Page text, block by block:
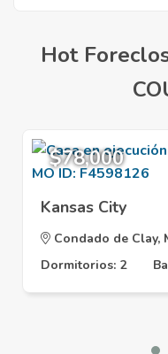
Hot
$78,000
Kansas City
Condado de Clay,
Dormitorios: 2